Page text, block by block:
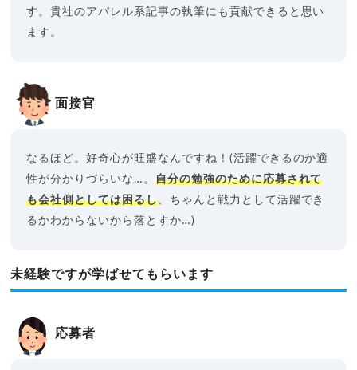
す。貴社のアパレル系記事の執筆にも貢献できると思い
ます。
面接官
なるほど。好奇心が旺盛なんですね！(活躍できるのか適
性が分かりづらいな…。 自分の勉強のために応募されて
も会社側としては困るし 、ちゃんと戦力として活躍でき
るかわからないから落とすか…)
未経験ですが学ばせてもらいます
応募者